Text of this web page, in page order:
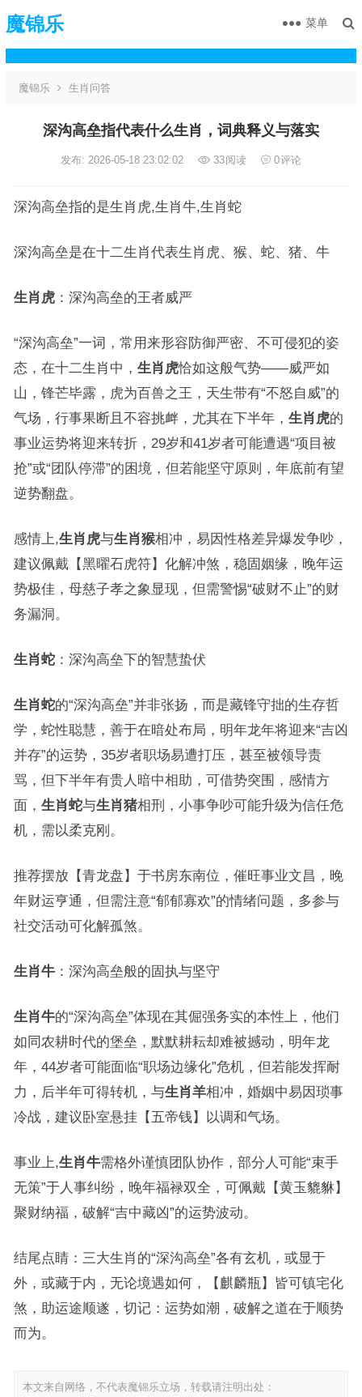
魔锦乐 菜单
魔锦乐 生肖问答
深沟高垒指代表什么生肖，词典释义与落实
发布: 2026-05-18 23:02:02 33阅读 0评论
深沟高垒指的是生肖虎,生肖牛,生肖蛇
深沟高垒是在十二生肖代表生肖虎、猴、蛇、猪、牛
生肖虎：深沟高垒的王者威严
“深沟高垒”一词，常用来形容防御严密、不可侵犯的姿
态，在十二生肖中， 生肖虎恰如这般气势——威严如
山，锋芒毕露，虎为百兽之王，天生带有“不怒自威”的
气场，行事果断且不容挑衅，尤其在下半年， 生肖虎的
事业运势将迎来转折，29岁和41岁者可能遭遇“项目被
抢”或“团队停滞”的困境，但若能坚守原则，年底前有望
逆势翻盘。
感情上,生肖虎与生肖猴相冲，易因性格差异爆发争吵，
建议佩戴【黑曜石虎符】化解冲煞，稳固姻缘，晚年运
势极佳，母慈子孝之象显现，但需警惕“破财不止”的财
务漏洞。
生肖蛇：深沟高垒下的智慧蛰伏
生肖蛇的“深沟高垒”并非张扬，而是藏锋守拙的生存哲
学，蛇性聪慧，善于在暗处布局，明年龙年将迎来“吉凶
并存”的运势，35岁者职场易遭打压，甚至被领导责
骂，但下半年有贵人暗中相助，可借势突围，感情方
面， 生肖蛇与生肖猪相刑，小事争吵可能升级为信任危
机，需以柔克刚。
推荐摆放【青龙盘】于书房东南位，催旺事业文昌，晚
年财运亨通，但需注意“郁郁寡欢”的情绪问题，多参与
社交活动可化解孤煞。
生肖牛：深沟高垒般的固执与坚守
生肖牛的“深沟高垒”体现在其倔强务实的本性上，他们
如同农耕时代的堡垒，默默耕耘却难被撼动，明年龙
年，44岁者可能面临“职场边缘化”危机，但若能发挥耐
力，后半年可得转机，与生肖羊相冲，婚姻中易因琐事
冷战，建议卧室悬挂【五帝钱】以调和气场。
事业上,生肖牛需格外谨慎团队协作，部分人可能“束手
无策”于人事纠纷，晚年福禄双全，可佩戴【黄玉貔貅】
聚财纳福，破解“吉中藏凶”的运势波动。
结尾点睛：三大生肖的“深沟高垒”各有玄机，或显于
外，或藏于内，无论境遇如何，【麒麟瓶】皆可镇宅化
煞，助运途顺遂，切记：运势如潮，破解之道在于顺势
而为。
本文来自网络，不代表魔锦乐立场，转载请注明出处：